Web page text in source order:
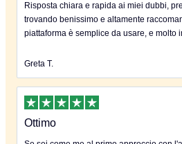
Risposta chiara e rapida ai miei dubbi,
trovando benissimo e altamente
piattaforma è semplice da usare, e molto
Greta T.
Ottimo